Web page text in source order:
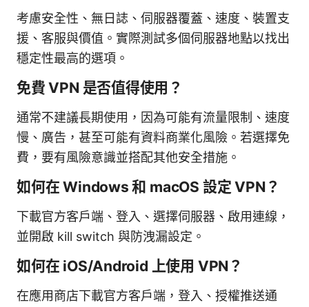
考慮安全性、無日誌、伺服器覆蓋、速度、裝置支
援、客服與價值。實際測試多個伺服器地點以找出
穩定性最高的選項。
免費 VPN 是否值得使用？
通常不建議長期使用，因為可能有流量限制、速度
慢、廣告，甚至可能有資料商業化風險。若選擇免
費，要有風險意識並搭配其他安全措施。
如何在 Windows 和 macOS 設定 VPN？
下載官方客戶端、登入、選擇伺服器、啟用連線，
並開啟 kill switch 與防洩漏設定。
如何在 iOS/Android 上使用 VPN？
在應用商店下載官方客戶端，登入、授權推送通